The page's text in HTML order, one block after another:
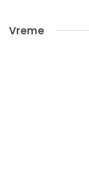
Vreme